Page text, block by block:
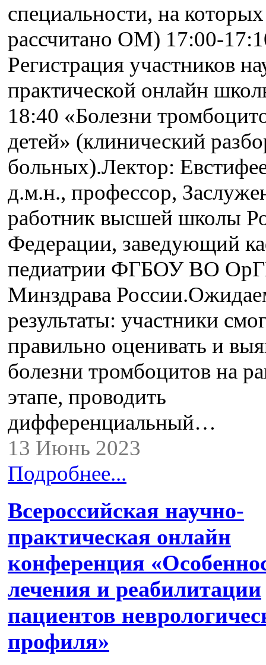
специальности, на которых
рассчитано ОМ) 17:00-
Регистрация участников
практической онлайн
18:40 «Болезни
детей» (клинический
больных).Лектор:
д.м.н., профессор,
работник высшей школы
Федерации, заведующий
педиатрии ФГБОУ ВО
Минздрава
результаты: участники
правильно оценивать и
болезни тромбоцитов на
этапе, проводить
дифференциальный…
13 Июнь 2023
Подробнее...
Всероссийская научно-
практическая онлайн
конференция
лечения и реабилитации
пациентов
профиля»